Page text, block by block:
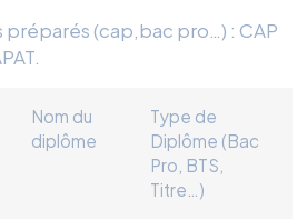
(cap,bac pro…) : CAP
Nom du
diplôme
Type de
Diplôme (Bac
Pro, BTS,
Titre…)